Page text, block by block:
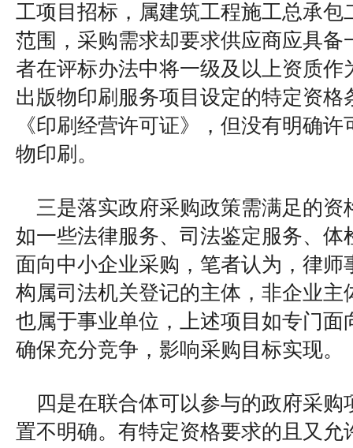
工项目招标，属建筑工程施工总承包
范围，采购需求却要求供应商应具备
者在评标办法中将一级及以上资质作
出版物印刷服务项目设定的特定资格
《印刷经营许可证》，但没有明确
物印刷。
三是落实政府采购政策需满足的资
如一些法律服务、司法鉴定服务、体
面向中小企业采购，笔者认为，律师
构属司法机关登记的主体，非企业主
也属于事业单位，上述项目如专门面
确保充分竞争，影响采购目标实现。
四是在联合体可以参与的政府采
置不明确。有特定资格要求的且又允